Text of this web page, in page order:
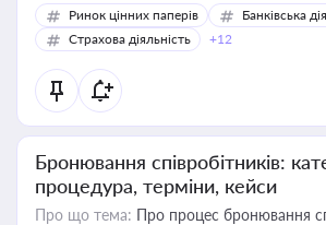
Ринок цінних паперів
Банківська
Страхова діяльність
+12
Бронювання співробітників:
процедура, терміни, кейси
Про що тема: Про процес бронювання